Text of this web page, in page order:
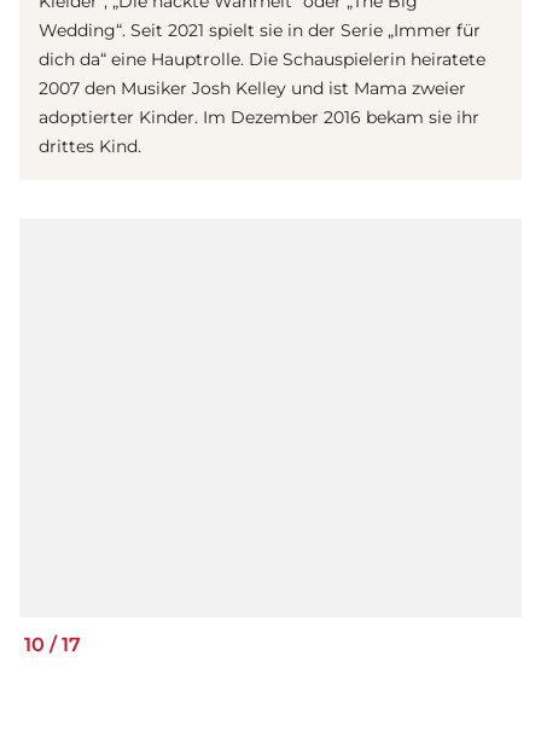
Wedding“. Seit 2021 spielt sie in der Serie „Immer für
dich da“ eine Hauptrolle. Die Schauspielerin heiratete
2007 den Musiker Josh Kelley und ist Mama zweier
adoptierter Kinder. Im Dezember 2016 bekam sie ihr
drittes Kind.
10 / 17